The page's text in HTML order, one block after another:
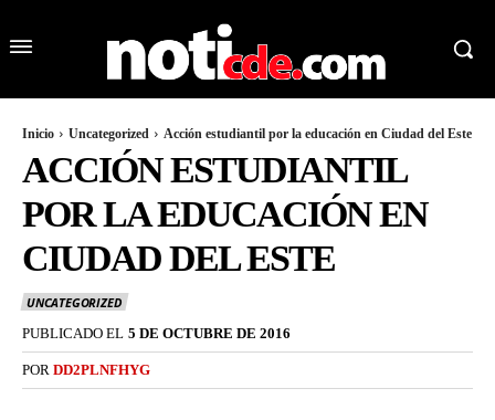
Inicio Uncategorized Acción estudiantil por la educación en Ciudad del Este
ACCIÓN ESTUDIANTIL
POR LA EDUCACIÓN EN
CIUDAD DEL ESTE
UNCATEGORIZED
PUBLICADO EL 5 DE OCTUBRE DE 2016
POR DD2PLNFHYG